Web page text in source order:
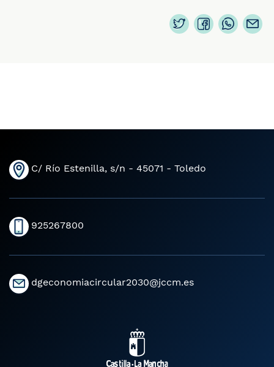
C/ Río Estenilla, s/n - 45071 - Toledo
925267800
dgeconomiacircular2030@jccm.es